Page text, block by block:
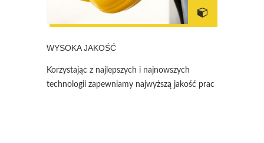
WYSOKA JAKOŚĆ
Korzystając z najlepszych i najnowszych
technologii zapewniamy najwyższą jakość prac